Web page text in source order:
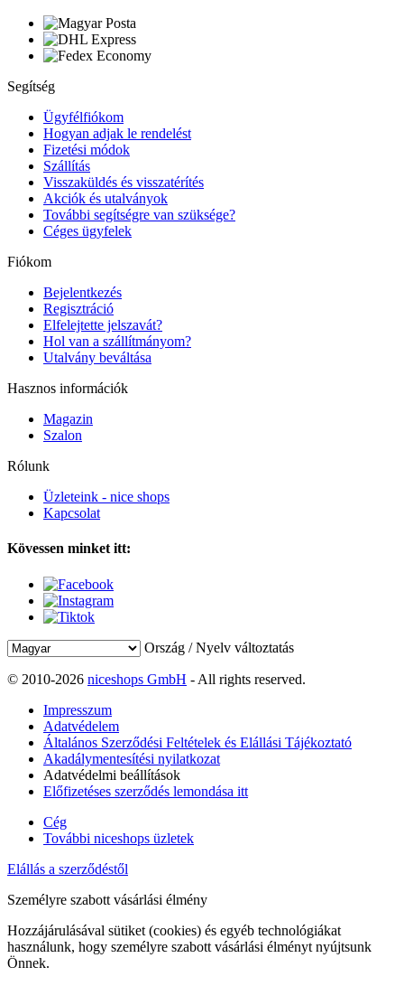
Segítség
Ügyfélfiókom
Hogyan adjak le rendelést
Fizetési módok
Szállítás
Visszaküldés és visszatérítés
Akciók és utalványok
További segítségre van szüksége?
Céges ügyfelek
Fiókom
Bejelentkezés
Regisztráció
Elfelejtette jelszavát?
Hol van a szállítmányom?
Utalvány beváltása
Hasznos információk
Magazin
Szalon
Rólunk
Üzleteink - nice shops
Kapcsolat
Kövessen minket itt:
Ország / Nyelv változtatás
© 2010-2026 niceshops GmbH - All rights reserved.
Impresszum
Adatvédelem
Általános Szerződési Feltételek és Elállási Tájékoztató
Akadálymentesítési nyilatkozat
Adatvédelmi beállítások
Előfizetéses szerződés lemondása itt
Cég
További niceshops üzletek
Elállás a szerződéstől
Személyre szabott vásárlási élmény
Hozzájárulásával sütiket (cookies) és egyéb technológiákat
használunk, hogy személyre szabott vásárlási élményt nyújtsunk
Önnek.